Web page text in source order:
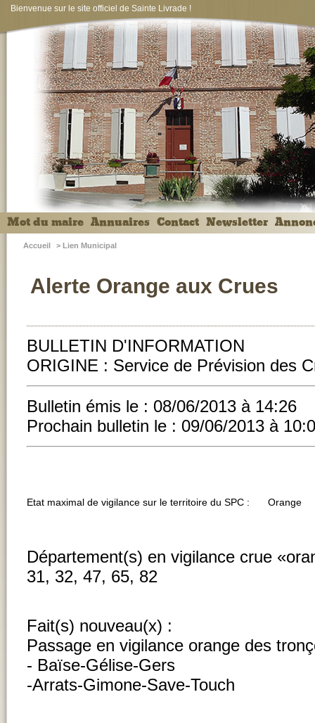
Bienvenue sur le site officiel de Sainte Livrade !
Mot du maire Annuaires Contact Newsletter
Accueil > Lien Municipal
Alerte Orange aux Crues
BULLETIN D'INFORMATION
ORIGINE : Service de Prévision des
Bulletin émis le : 08/06/2013 à 14:26
Prochain bulletin le : 09/06/2013 à
Etat maximal de vigilance sur le territoire du SPC : Orange
Département(s) en vigilance crue
31, 32, 47, 65, 82
Fait(s) nouveau(x) :
Passage en vigilance orange des
- Baïse-Gélise-Gers
-Arrats-Gimone-Save-Touch